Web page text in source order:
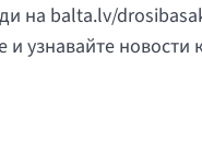
на balta.lv/
и узнавайте